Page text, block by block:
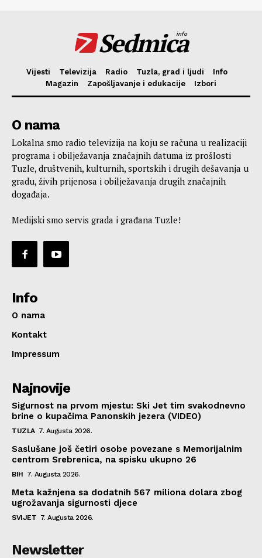
Sedmica
info
Vijesti Televizija Radio Tuzla, grad i ljudi
Info
Magazin
Zapošljavanje i edukacije Izbori
O nama
Lokalna smo radio televizija na koju se računa u realizaciji
programa i obilježavanja značajnih datuma iz prošlosti
Tuzle, društvenih, kulturnih, sportskih i drugih dešavanja u
gradu, živih prijenosa i obilježavanja drugih značajnih
događaja.
Medijski smo servis grada i građana Tuzle!
Info
O nama
Kontakt
Impressum
Najnovije
Sigurnost na prvom mjestu: Ski Jet tim svakodnevno
brine o kupačima Panonskih jezera (VIDEO)
TUZLA 7. Augusta 2026.
Saslušane još četiri osobe povezane s Memorijalnim
centrom Srebrenica, na spisku ukupno 26
BIH 7. Augusta 2026.
Meta kažnjena sa dodatnih 567 miliona dolara zbog
ugrožavanja sigurnosti djece
SVIJET 7. Augusta 2026.
Newsletter